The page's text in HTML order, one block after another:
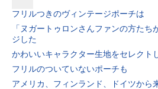
フリルつきのヴィンテージポーチは
「ヌガートゥロンさんファンの方たち
ジした
かわいいキャラクター生地をセレクト
フリルのついていないポーチも
アメリカ、フィンランド、ドイツから